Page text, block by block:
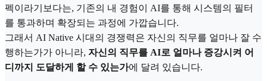
펙이라기보다는, 기존의 내 경험이 AI를 통해 시스템의 필터
를 통과하며 확장되는 과정에 가깝습니다.
그래서 AI Native 시대의 경쟁력은 자신의 직무를 얼마나 잘 수
행하는가가 아니라, 자신의 직무를 AI로 얼마나 증강시켜 어
디까지 도달하게 할 수 있는가에 달려 있습니다.